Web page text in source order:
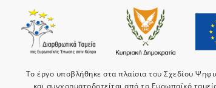
Το έργο υποβλήθηκε στα πλαίσια του Σχεδίου